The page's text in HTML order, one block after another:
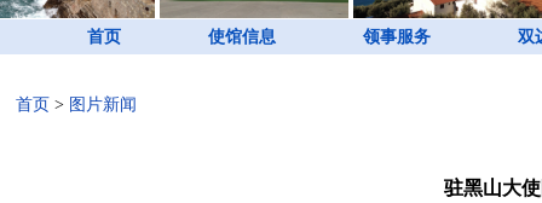
首页 使馆信息 领事服务 双
首页 > 图片新闻
驻黑山大